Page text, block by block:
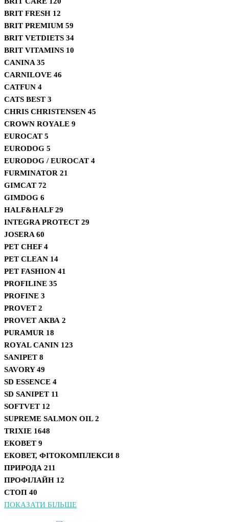
BRIT FRESH 12
BRIT PREMIUM 59
BRIT VETDIETS 34
BRIT VITAMINS 10
CANINA 35
CARNILOVE 46
CATFUN 4
CATS BEST 3
CHRIS CHRISTENSEN 45
CROWN ROYALE 9
EUROCAT 5
EURODOG 5
EURODOG / EUROCAT 4
FURMINATOR 21
GIMCAT 72
GIMDOG 6
HALF&HALF29
INTEGRA PROTECT 29
JOSERA 60
PET CHEF4
PET CLEAN 14
PET FASHION 41
PROFILINE 35
PROFINE 3
PROVET 2
PROVET АКВА 2
PURAMUR 18
ROYAL CANIN 123
SANIPET 8
SAVORY49
SD ESSENCE 4
SD SANIPET 11
SOFTVET 12
SUPREME SALMON OIL2
TRIXIE 1648
ЕКОВЕТ 9
ЕКОВЕТ, ФІТОКОМПЛЕКСИ 8
ПРИРОДА 211
ПРОФІЛАЙН 12
СТОП 40
ПОКАЗАТИ БІЛЬШЕ